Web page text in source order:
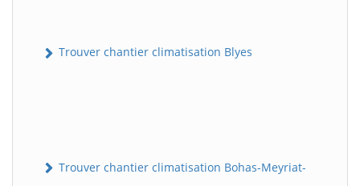
Trouver chantier climatisation Blyes
Trouver chantier climatisation Bohas-Meyriat-